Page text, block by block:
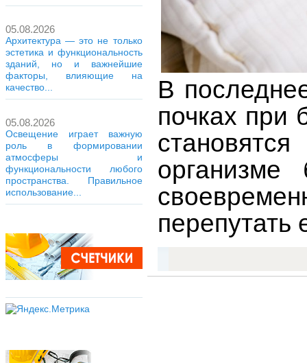
05.08.2026
Архитектура — это не только
эстетика и функциональность
зданий, но и важнейшие
факторы, влияющие на
качество...
05.08.2026
Освещение играет важную
роль в формировании
атмосферы и
функциональности любого
пространства. Правильное
использование...
В
почках при
перепутать